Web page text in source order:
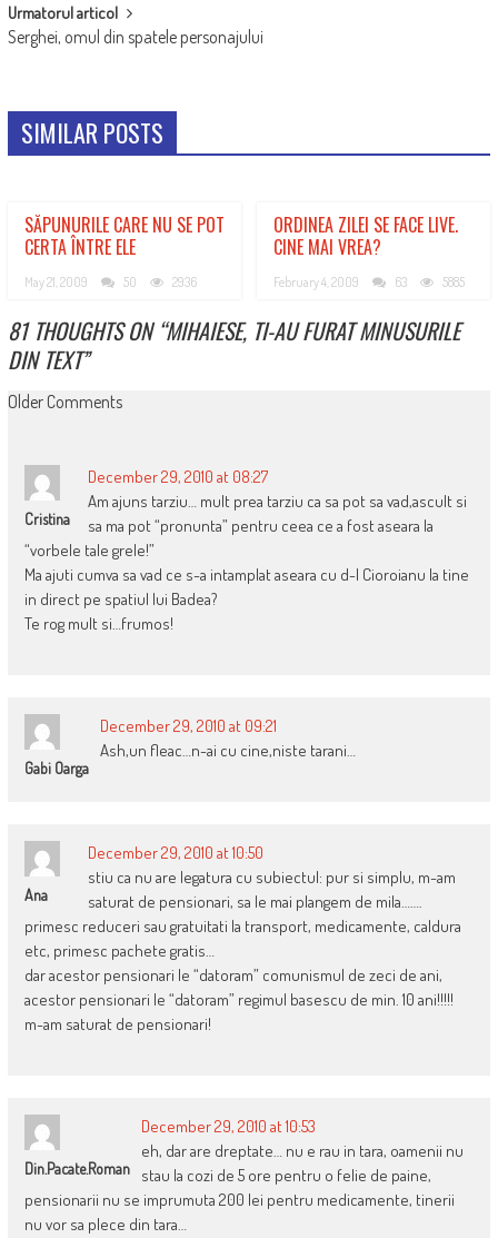
Urmatorul articol
Serghei, omul din spatele personajului
SIMILAR POSTS
SĂPUNURILE CARE NU SE POT
CERTA ÎNTRE ELE
May 21, 2009 50 2936
ORDINEA ZILEI SE FACE LIVE.
CINE MAI VREA?
February 4, 2009 63 5885
81 THOUGHTS ON “MIHAIESE, TI-AU FURAT MINUSURILE
DIN TEXT”
COMMENT
Older Comments
Cristina
December 29, 2010 at 08:27
Am ajuns tarziu… mult prea tarziu ca sa pot sa vad,ascult si
sa ma pot “pronunta” pentru ceea ce a fost aseara la
“vorbele tale grele!”
Ma ajuti cumva sa vad ce s-a intamplat aseara cu d-l Cioroianu la tine
in direct pe spatiul lui Badea?
Te rog mult si…frumos!
Gabi Oarga
December 29, 2010 at 09:21
Ash,un fleac…n-ai cu cine,niste tarani…
Ana
December 29, 2010 at 10:50
stiu ca nu are legatura cu subiectul: pur si simplu, m-am
saturat de pensionari, sa le mai plangem de mila…….
primesc reduceri sau gratuitati la transport, medicamente, caldura
etc, primesc pachete gratis…
dar acestor pensionari le “datoram” comunismul de zeci de ani,
acestor pensionari le “datoram” regimul basescu de min. 10 ani!!!!!
m-am saturat de pensionari!
Din.pacate.roman
December 29, 2010 at 10:53
eh, dar are dreptate… nu e rau in tara, oamenii nu
stau la cozi de 5 ore pentru o felie de paine,
pensionarii nu se imprumuta 200 lei pentru medicamente, tinerii
nu vor sa plece din tara…